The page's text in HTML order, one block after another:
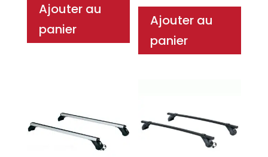
Ajouter au
panier
Ajouter au
panier